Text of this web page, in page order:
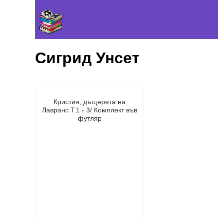
Сигрид Унсет
Кристин, дъщерята на
Лавранс Т.1 - 3/ Комплект във
футляр